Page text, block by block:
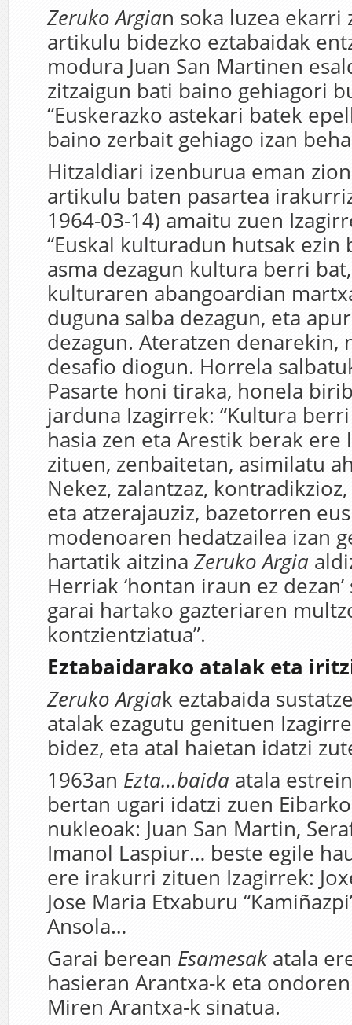
Zeruko Argian soka luzea ekarri
artikulu bidezko eztabaidak
modura Juan San Martinen
zitzaigun bati baino gehiagori
“Euskerazko astekari batek
baino zerbait gehiago izan
Hitzaldiari izenburua eman
artikulu baten pasartea
1964-03-14) amaitu zuen
“Euskal kulturadun hutsak ezin
asma dezagun kultura berri
kulturaren abangoardian
duguna salba dezagun, eta
dezagun. Ateratzen denarekin,
desafio diogun. Horrela
Pasarte honi tiraka, honela
jarduna Izagirrek: “Kultura
hasia zen eta Arestik berak ere
zituen, zenbaitetan, asimilatu
Nekez, zalantzaz,
eta atzerajauziz, bazetorren
modenoaren hedatzailea izan
hartatik aitzinaZeruko Argia
Herriak ‘hontan iraun ez
garai hartako gazteriaren
kontzientziatua”.
Eztabaidarako atalak eta
Zeruko Argiak eztabaida
atalak ezagutu genituen
bidez, eta atal haietan idatzi
1963an Ezta…baida atala
bertan ugari idatzi zuen
nukleoak: Juan San Martin,
Imanol Laspiur… beste egile
ere irakurri zituen Izagirrek:
Jose Maria Etxaburu
Ansola…
Garai berean Esamesakatala
hasieran Arantxa-k eta
Miren Arantxa-k sinatua.